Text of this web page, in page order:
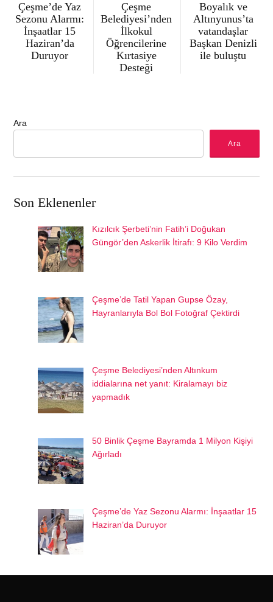
Çeşme’de Yaz
Sezonu Alarmı:
İnşaatlar 15
Haziran’da
Duruyor
Çeşme
Belediyesi’nden
İlkokul
Öğrencilerine
Kırtasiye
Desteği
Boyalık ve
Altınyunus’ta
vatandaşlar
Başkan Denizli
ile buluştu
Ara
Ara
Son Eklenenler
Kızılcık Şerbeti’nin Fatih’i Doğukan
Güngör’den Askerlik İtirafı: 9 Kilo Verdim
Çeşme’de Tatil Yapan Gupse Özay,
Hayranlarıyla Bol Bol Fotoğraf Çektirdi
Çeşme Belediyesi’nden Altınkum
iddialarına net yanıt: Kiralamayı biz
yapmadık
50 Binlik Çeşme Bayramda 1 Milyon Kişiyi
Ağırladı
Çeşme’de Yaz Sezonu Alarmı: İnşaatlar 15
Haziran’da Duruyor